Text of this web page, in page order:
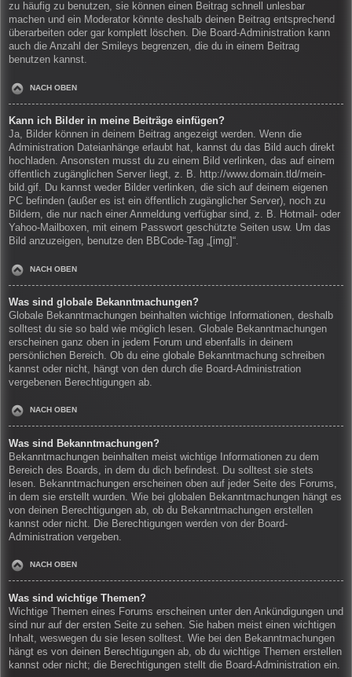
zu häufig zu benutzen, sie können einen Beitrag schnell unlesbar
machen und ein Moderator könnte deshalb deinen Beitrag entsprechend
überarbeiten oder gar komplett löschen. Die Board-Administration kann
auch die Anzahl der Smileys begrenzen, die du in einem Beitrag
benutzen kannst.
NACH OBEN
Kann ich Bilder in meine Beiträge einfügen?
Ja, Bilder können in deinem Beitrag angezeigt werden. Wenn die
Administration Dateianhänge erlaubt hat, kannst du das Bild auch direkt
hochladen. Ansonsten musst du zu einem Bild verlinken, das auf einem
öffentlich zugänglichen Server liegt, z. B. http://www.domain.tld/mein-
bild.gif. Du kannst weder Bilder verlinken, die sich auf deinem eigenen
PC befinden (außer es ist ein öffentlich zugänglicher Server), noch zu
Bildern, die nur nach einer Anmeldung verfügbar sind, z. B. Hotmail- oder
Yahoo-Mailboxen, mit einem Passwort geschützte Seiten usw. Um das
Bild anzuzeigen, benutze den BBCode-Tag „[img]“.
NACH OBEN
Was sind globale Bekanntmachungen?
Globale Bekanntmachungen beinhalten wichtige Informationen, deshalb
solltest du sie so bald wie möglich lesen. Globale Bekanntmachungen
erscheinen ganz oben in jedem Forum und ebenfalls in deinem
persönlichen Bereich. Ob du eine globale Bekanntmachung schreiben
kannst oder nicht, hängt von den durch die Board-Administration
vergebenen Berechtigungen ab.
NACH OBEN
Was sind Bekanntmachungen?
Bekanntmachungen beinhalten meist wichtige Informationen zu dem
Bereich des Boards, in dem du dich befindest. Du solltest sie stets
lesen. Bekanntmachungen erscheinen oben auf jeder Seite des Forums,
in dem sie erstellt wurden. Wie bei globalen Bekanntmachungen hängt es
von deinen Berechtigungen ab, ob du Bekanntmachungen erstellen
kannst oder nicht. Die Berechtigungen werden von der Board-
Administration vergeben.
NACH OBEN
Was sind wichtige Themen?
Wichtige Themen eines Forums erscheinen unter den Ankündigungen und
sind nur auf der ersten Seite zu sehen. Sie haben meist einen wichtigen
Inhalt, weswegen du sie lesen solltest. Wie bei den Bekanntmachungen
hängt es von deinen Berechtigungen ab, ob du wichtige Themen erstellen
kannst oder nicht; die Berechtigungen stellt die Board-Administration ein.